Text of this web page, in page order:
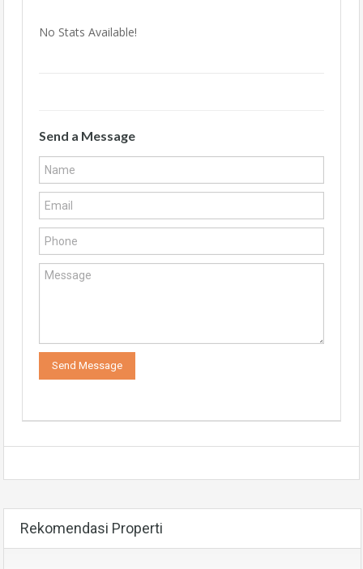
No Stats Available!
Send a Message
Rekomendasi Properti